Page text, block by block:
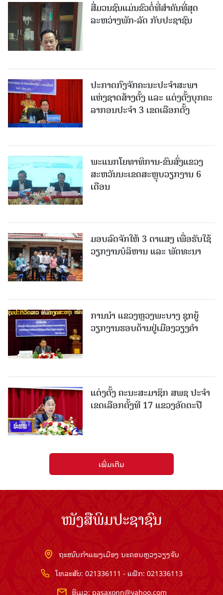
ສື່ມວນຊົນແມ່ນຂົວຕໍ່ທີ່ສໍາຄັນທີ່ສຸດ
ລະຫວ່າງພັກ-ລັດ ກັບປະຊາຊົນ
ປະກາດກົງຈັກຄະນະປະຈໍາສະພາ
ແຫ່ງຊາດສ້າງຕັ້ງ ແລະ ແຕ່ງຕັ້ງບຸກຄະ
ລາກອນປະຈໍາ 3 ເຂດເລືອກຕັ້ງ
ພະແນກໂຍທາທິການ-ຂົນສົ່ງແຂວງ
ສະຫວັນນະເຂດສະຫຼຸບວຽກງານ 6
ເດືອນ
ມອບລົດຈັກໃຫ້ 3 ຕາແສງ ເພື່ອຮັບໃຊ້
ວຽກງານບໍລິຫານ ແລະ ພັດທະນາ
ການນຳ ແຂວງຫຼວງພະບາງ ຊຸກຍູ້
ວຽກງານຮອບດ້ານຢູ່ເມືອງວຽງຄໍາ
ແຕ່ງຕັ້ງ ຄະນະສະມາຊິກ ສພຊ ປະຈຳ
ເຂດເລືອກຕັ້ງທີ 17 ແຂວງອັດຕະປື
ເພີ່ມເຕີມ
ໜັງສືພິມປະຊາຊົນ
ຖະໜົນກຳແພງເມືອງ ນະຄອນຫຼວງວຽງຈັນ
ໂທລະສັບ: 021336111 - ແຟັກ: 021336113
ອີເມວ: pasaxonn@yahoo.com